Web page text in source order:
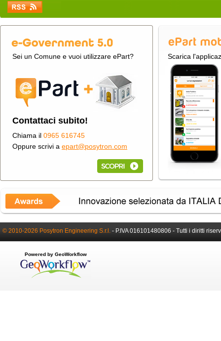
Sei un Comune e vuoi utilizzare ePart?
Contattaci subito!
Chiama il 0965 616745
Oppure scrivi a epart@posytron.com
Scarica
© 2010-2026 Posytron Engineering S.r.l. - P.IVA 016101480806 - Tutti i diritti
Powered by GeoWorkflow